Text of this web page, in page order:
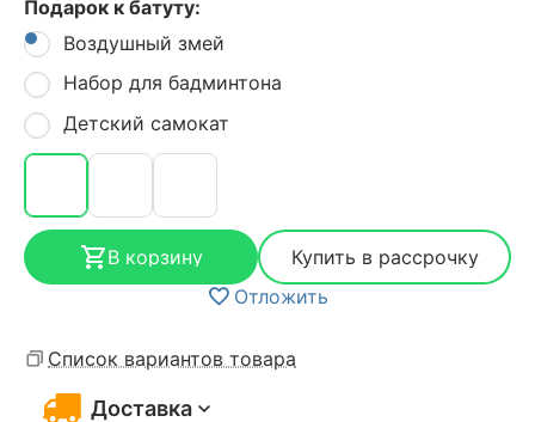
Подарок к батуту:
Воздушный змей
Набор для бадминтона
Детский самокат
В корзину
Купить в рассрочку
Отложить
Список вариантов товара
Доставка